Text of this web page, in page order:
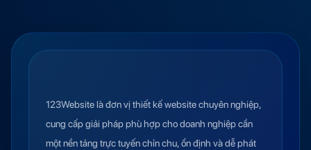
123Website là đơn vị thiết kế website chuyên nghiệp,
cung cấp giải pháp phù hợp cho doanh nghiệp cần
một nền tảng trực tuyến chỉn chu, ổn định và dễ phát